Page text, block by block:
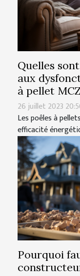
Quelles
aux
à pellet
26 juillet 2023
Les poêles à
efficacité
Pourquoi